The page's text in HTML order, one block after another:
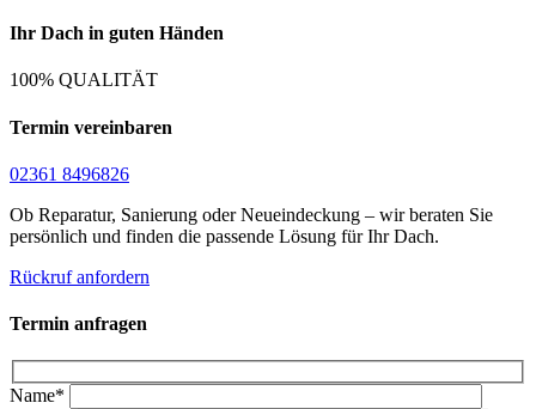
Ihr Dach in guten Händen
100% QUALITÄT
Termin vereinbaren
02361 8496826
Ob Reparatur, Sanierung oder Neueindeckung – wir beraten Sie
persönlich und finden die passende Lösung für Ihr Dach.
Rückruf anfordern
Termin anfragen
Name*